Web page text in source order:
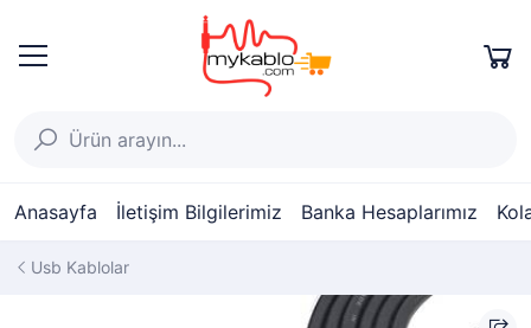
Anasayfa İletişim Bilgilerimiz Banka Hesaplarımız
Usb Kablolar